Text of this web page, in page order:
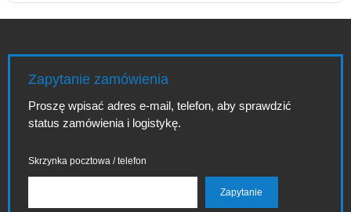
Zapytanie zamówienia
Proszę wpisać adres e-mail, telefon, aby sprawdzić
status zamówienia i logistykę.
Skrzynka pocztowa / telefon